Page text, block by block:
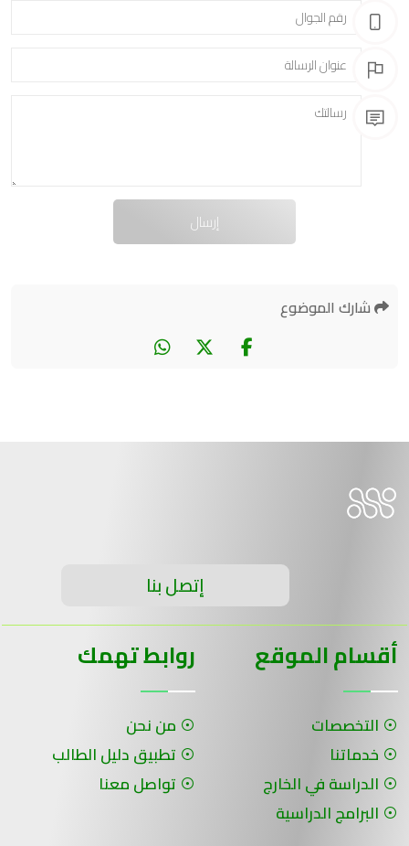
شارك الموضوع
إتصل بنا
أقسام الموقع
التخصصات
خدماتنا
الدراسة في الخارج
البرامج الدراسية
روابط تهمك
من نحن
تطبيق دليل الطالب
تواصل معنا